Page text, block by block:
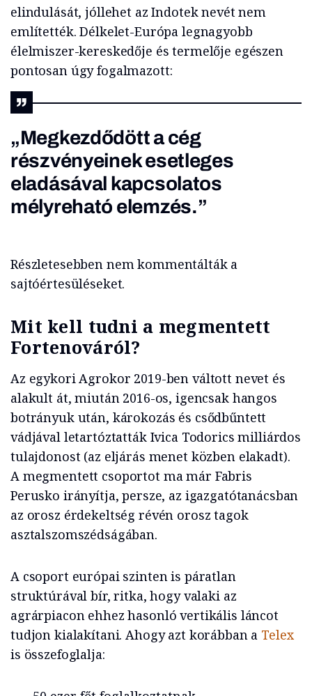
elindulását, jóllehet az Indotek nevét nem
említették. Délkelet-Európa legnagyobb
élelmiszer-kereskedője és termelője egészen
pontosan úgy fogalmazott:
„Megkezdődött a cég
részvényeinek esetleges
eladásával kapcsolatos
mélyreható elemzés.”
Részletesebben nem kommentálták a
sajtóértesüléseket.
Mit kell tudni a megmentett
Fortenováról?
Az egykori Agrokor 2019-ben váltott nevet és
alakult át, miután 2016-os, igencsak hangos
botrányuk után, károkozás és csődbűntett
vádjával letartóztatták Ivica Todorics milliárdos
tulajdonost (az eljárás menet közben elakadt).
A megmentett csoportot ma már Fabris
Perusko irányítja, persze, az igazgatótanácsban
az orosz érdekeltség révén orosz tagok
asztalszomszédságában.
A csoport európai szinten is páratlan
struktúrával bír, ritka, hogy valaki az
agrárpiacon ehhez hasonló vertikális láncot
tudjon kialakítani. Ahogy azt korábban a Telex
is összefoglalja: